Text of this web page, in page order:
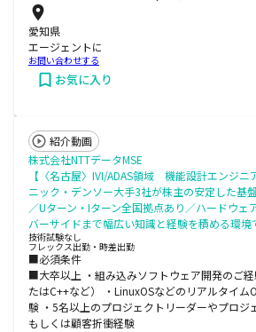
愛知県
エージェントに
お問い合わせする
お気に入り
紹介動画
株式会社NTTデータMSE
【〈名古屋〉IVI/ADAS領域 機能設計エンジニ
ニック・デンソー大手3社が株主の安定した基
／Uターン・Iターン全国拠点あり／ハードウェ
バーサイドまで幅広い知識と経験を積める環境
技術試験なし
フレックス出勤・時差出勤
■必須条件
■大卒以上 ・組み込みソフトウェア開発のご
たはC++など） ・LinuxOSなどのリアルタイム
験 ・5名以上のプロジェクトリーダーやプロジ
もしくは顧客折衝経験